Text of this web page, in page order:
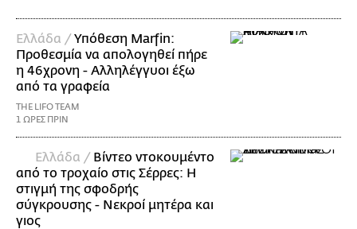
Ελλάδα /Υπόθεση Marfin:
Προθεσμία να απολογηθεί πήρε
η 46χρονη - Αλληλέγγυοι έξω
από τα γραφεία
THE LIFO TEAM
1 ΩΡΕΣ ΠΡΙΝ
Ελλάδα / Βίντεο ντοκουμέντο
από το τροχαίο στις Σέρρες: Η
στιγμή της σφοδρής
σύγκρουσης - Νεκροί μητέρα και
γιος